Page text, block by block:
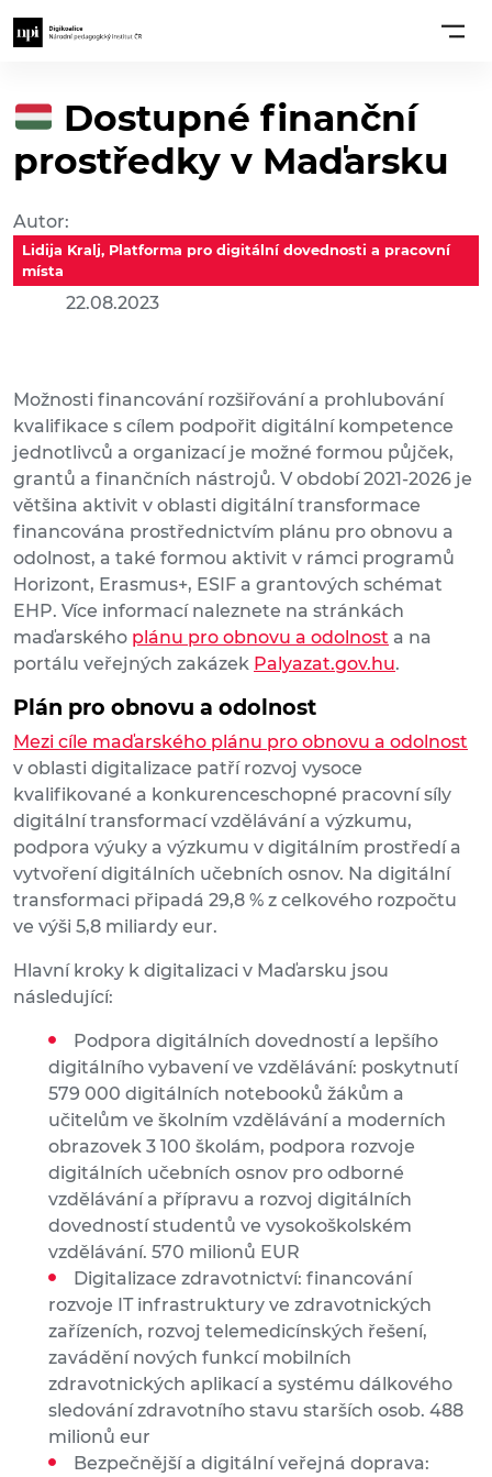
Dostupné finanční
prostředky v Maďarsku
Autor:
Lidija Kralj, Platforma pro digitální dovednosti a pracovní
místa
22.08.2023
Možnosti financování rozšiřování a prohlubování
kvalifikace s cílem podpořit digitální kompetence
jednotlivců a organizací je možné formou půjček,
grantů a finančních nástrojů. V období 2021-2026 je
většina aktivit v oblasti digitální transformace
financována prostřednictvím plánu pro obnovu a
odolnost, a také formou aktivit v rámci programů
Horizont, Erasmus+, ESIF a grantových schémat
EHP. Více informací naleznete na stránkách
maďarského plánu pro obnovu a odolnost a na
portálu veřejných zakázek Palyazat.gov.hu.
Plán pro obnovu a odolnost
Mezi cíle maďarského plánu pro obnovu a odolnost
v oblasti digitalizace patří rozvoj vysoce
kvalifikované a konkurenceschopné pracovní síly
digitální transformací vzdělávání a výzkumu,
podpora výuky a výzkumu v digitálním prostředí a
vytvoření digitálních učebních osnov. Na digitální
transformaci připadá 29,8 % z celkového rozpočtu
ve výši 5,8 miliardy eur.
Hlavní kroky k digitalizaci v Maďarsku jsou
následující:
Podpora digitálních dovedností a lepšího
digitálního vybavení ve vzdělávání: poskytnutí
579 000 digitálních notebooků žákům a
učitelům ve školním vzdělávání a moderních
obrazovek 3 100 školám, podpora rozvoje
digitálních učebních osnov pro odborné
vzdělávání a přípravu a rozvoj digitálních
dovedností studentů ve vysokoškolském
vzdělávání. 570 milionů EUR
Digitalizace zdravotnictví: financování
rozvoje IT infrastruktury ve zdravotnických
zařízeních, rozvoj telemedicínských řešení,
zavádění nových funkcí mobilních
zdravotnických aplikací a systému dálkového
sledování zdravotního stavu starších osob. 488
milionů eur
Bezpečnější a digitální veřejná doprava: